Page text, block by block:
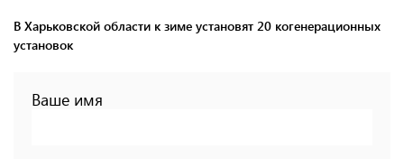
В Харьковской области к зиме установят 20 когенерационных
установок
Ваше имя